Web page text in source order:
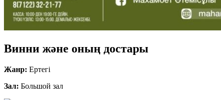
Винни және оның достары
Жанр: Ертегі
Зал: Большой зал